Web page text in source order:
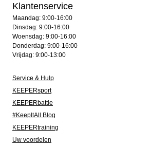
Klantenservice
Maandag: 9:00-16:00
Dinsdag: 9:00-16:00
Woensdag: 9:00-16:00
Donderdag: 9:00-16:00
Vrijdag: 9:00-13:00
Service & Hulp
KEEPERsport
KEEPERbattle
#KeepItAll Blog
KEEPERtraining
Uw voordelen